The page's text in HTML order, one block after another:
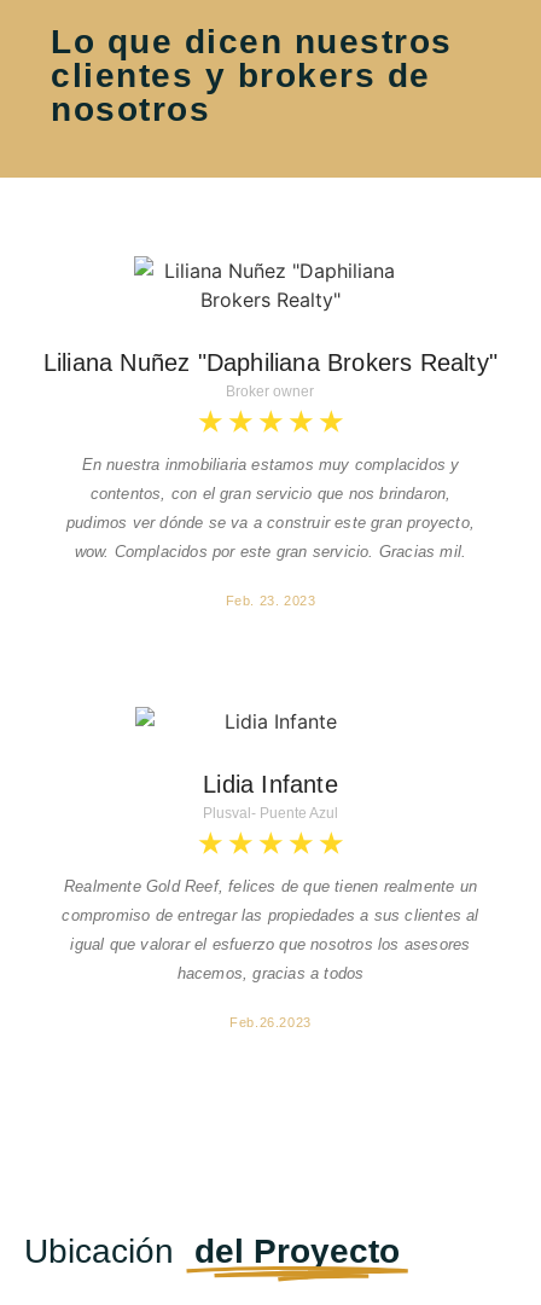
Lo que dicen nuestros
clientes y brokers de
nosotros
Liliana Nuñez "Daphiliana Brokers Realty"
Broker owner
★ ★ ★ ★ ★
En nuestra inmobiliaria estamos muy complacidos y
contentos, con el gran servicio que nos brindaron,
pudimos ver dónde se va a construir este gran proyecto,
wow. Complacidos por este gran servicio. Gracias mil.
Feb. 23. 2023
Lidia Infante
Plusval- Puente Azul
★ ★ ★ ★ ★
Realmente Gold Reef, felices de que tienen realmente un
compromiso de entregar las propiedades a sus clientes al
igual que valorar el esfuerzo que nosotros los asesores
hacemos, gracias a todos
Feb.26.2023
Ubicación del Proyecto